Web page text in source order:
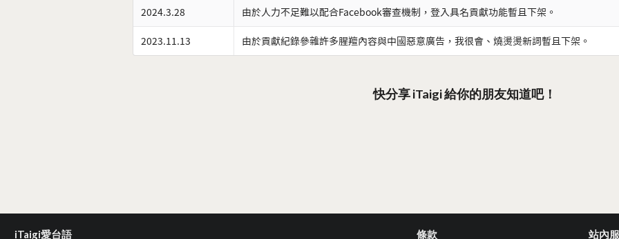
2024.3.28 由於人力不足難以配合Facebook審查機制，登入具名貢獻功能暫且下架。
2023.11.13 由於貢獻紀錄參雜許多腥羶內容與中國惡意廣告，我很會、燒燙燙新詞暫且下架。
快分享 iTaigi 給你的朋友知道吧！
iTaigi愛台語 條款 站內